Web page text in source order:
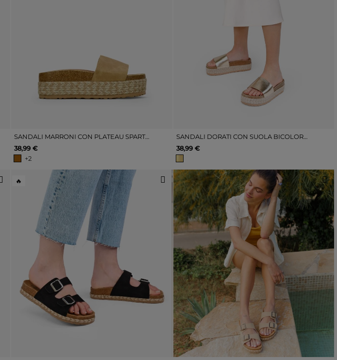
SANDALI MARRONI CON PLATEAU SPARTO
38,99 €
+2
SANDALI DORATI CON SUOLA BICOLORE IN SPARTO
38,99 €
🔥